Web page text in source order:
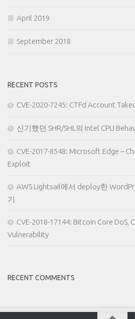
April 2019
September 2018
RECENT POSTS
CVE-2020-7245: CTFd Account
신기했던 SHR/SHL의 Intel CPU
CVE-2017-8548: Microsoft Edge –
Exploit
AWS Lightsail에서 deploy한
기
CVE-2018-17144: Bitcoin Core DoS,
Vulnerability
RECENT COMMENTS